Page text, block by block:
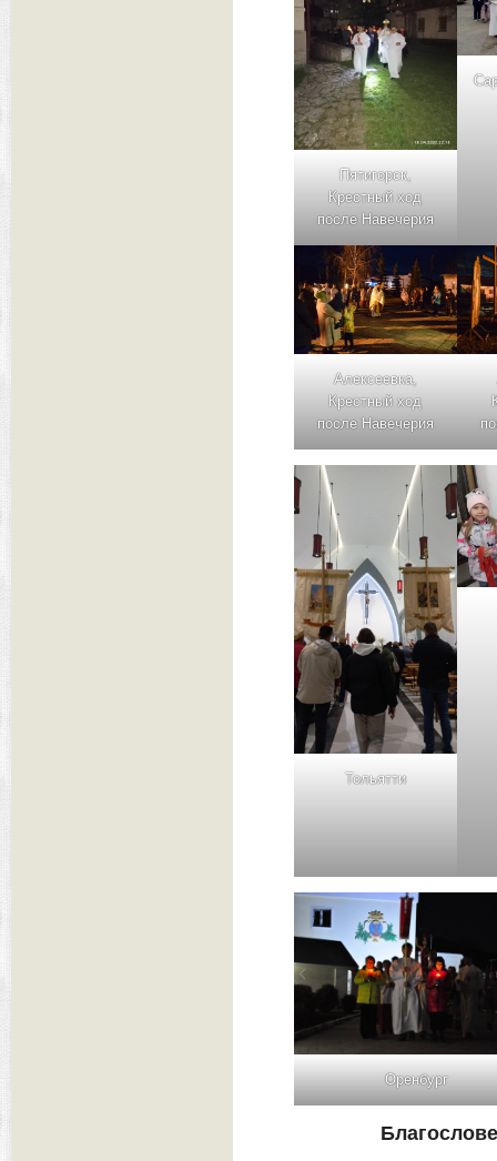
Пятигорск,
Крестный ход
после Навечерия
Алексеевка,
Крестный ход
после Навечерия
Тольятти
Оренбург